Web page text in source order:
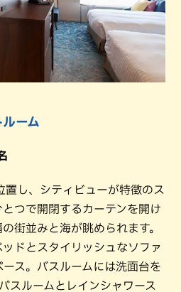
ーム
し、シティビューが特徴のス
つで開閉するカーテンを開け
街並みと海が眺められます。
ドとスタイリッシュなソファ
ス。バスルームには洗面台を
スルームとレインシャワース